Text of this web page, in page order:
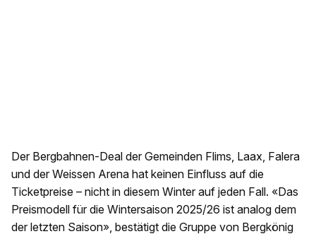
Der Bergbahnen-Deal der Gemeinden Flims, Laax, Falera
und der Weissen Arena hat keinen Einfluss auf die
Ticketpreise – nicht in diesem Winter auf jeden Fall. «Das
Preismodell für die Wintersaison 2025/26 ist analog dem
der letzten Saison», bestätigt die Gruppe von Bergkönig